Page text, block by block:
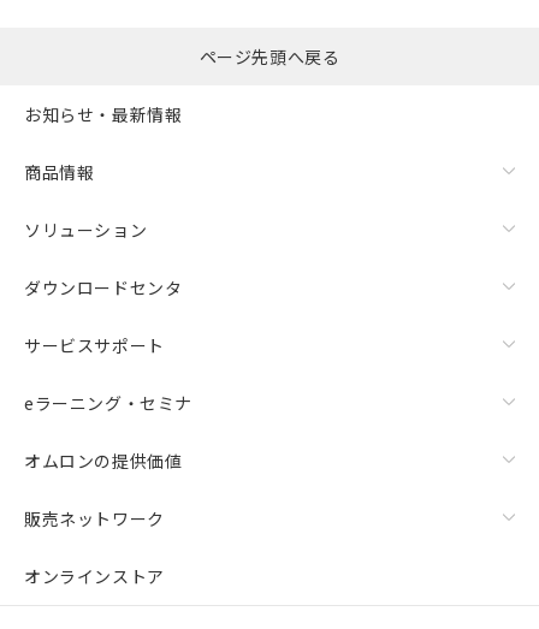
ページ先頭へ戻る
お知らせ・最新情報
商品情報
ソリューション
ダウンロードセンタ
サービスサポート
eラーニング・セミナ
オムロンの提供価値
販売ネットワーク
オンラインストア